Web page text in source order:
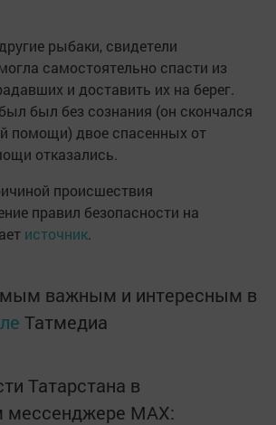
рыбаки, свидетели
самостоятельно спасти из
и доставить их на берег.
был без сознания (он скончался
помощи) двое спасенных от
отказались.
происшествия
правил безопасности на
источник.
важным и интересным в
Татмедиа
Татарстана в
мессенджере MАХ: